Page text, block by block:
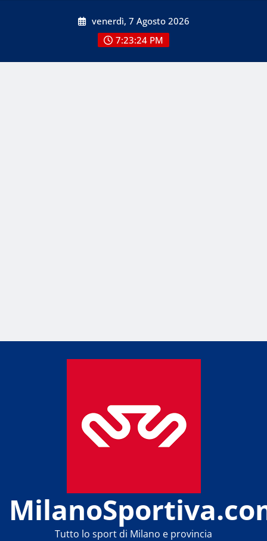
venerdì, 7 Agosto 2026
7:23:24 PM
Tutto lo sport di Milano e provincia